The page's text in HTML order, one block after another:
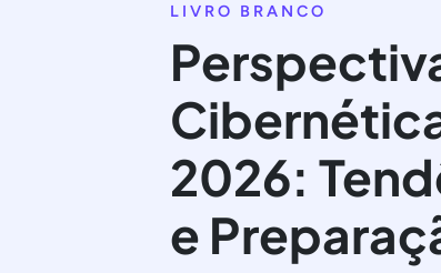
LIVRO BRANCO
2026:
e